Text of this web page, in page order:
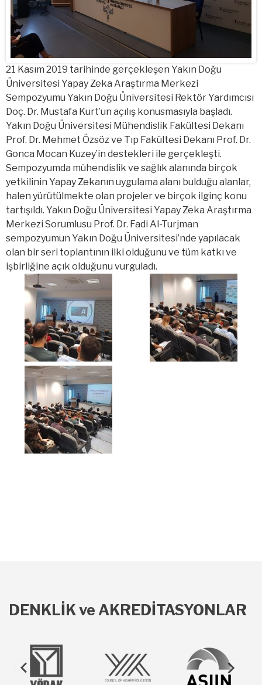
21 Kasım 2019 tarihinde gerçekleşen Yakın Doğu
Üniversitesi Yapay Zeka Araştırma Merkezi
Sempozyumu Yakın Doğu Üniversitesi Rektör Yardımcısı
Doç. Dr. Mustafa Kurt’un açılış konusmasıyla başladı.
Yakın Doğu Üniversitesi Mühendislik Fakültesi Dekanı
Prof. Dr. Mehmet Özsöz ve Tıp Fakültesi Dekanı Prof. Dr.
Gonca Mocan Kuzey’in destekleri ile gerçekleşti.
Sempozyumda mühendislik ve sağlık alanında birçok
yetkilinin Yapay Zekanın uygulama alanı bulduğu alanlar,
halen yürütülmekte olan projeler ve birçok ilginç konu
tartışıldı. Yakın Doğu Üniversitesi Yapay Zeka Araştırma
Merkezi Sorumlusu Prof. Dr. Fadi Al-Turjman
sempozyumun Yakın Doğu Üniversitesi’nde yapılacak
olan bir seri toplantının ilki olduğunu ve tüm katkı ve
işbirliğine açık olduğunu vurguladı.
DENKLİK ve AKREDİTASYONLAR